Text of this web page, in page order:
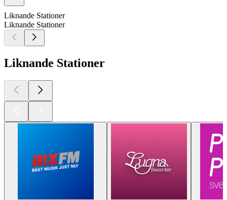
Liknande Stationer
Liknande Stationer
Liknande Stationer